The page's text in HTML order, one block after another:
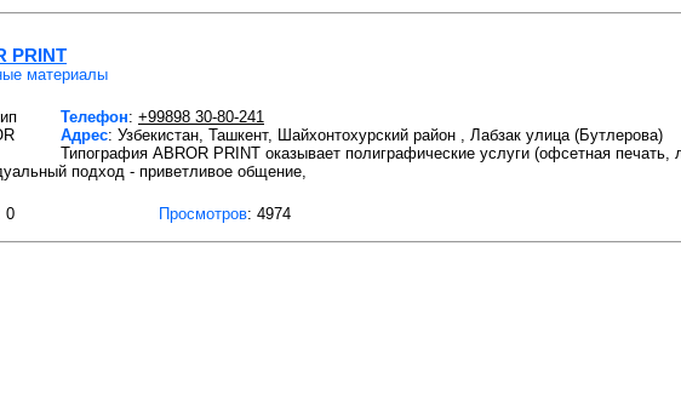
PRINT
материалы
Телефон: +99898 30-80-241
Адрес: Узбекистан, Ташкент, Шайхонтохурский район , Лабзак улица (Бутлерова)
Типография ABROR PRINT оказывает полиграфические услуги (офсетная печать,
подход - приветливое общение,
0 Просмотров: 4974